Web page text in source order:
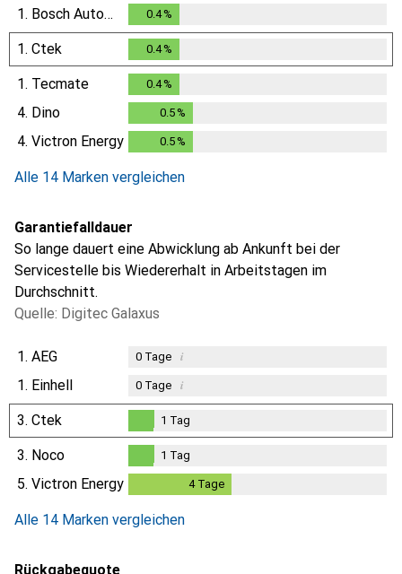
1. Bosch Automotive 0.4%
1. Ctek 0.4%
1. Tecmate 0.4%
4. Dino 0.5%
4. Victron Energy 0.5%
Alle 14 Marken vergleichen
Garantiefalldauer
So lange dauert eine Abwicklung ab Ankunft bei der
Servicestelle bis Wiedererhalt in Arbeitstagen im
Durchschnitt.
Quelle: Digitec Galaxus
1. AEG 0Tage i
1. Einhell 0Tage i
3. Ctek
1Tag
1 Tag
3. Noco
Tag
1 Tag
5. Victron Energy 4Tage
Alle 14 Marken vergleichen
Rückgabequote